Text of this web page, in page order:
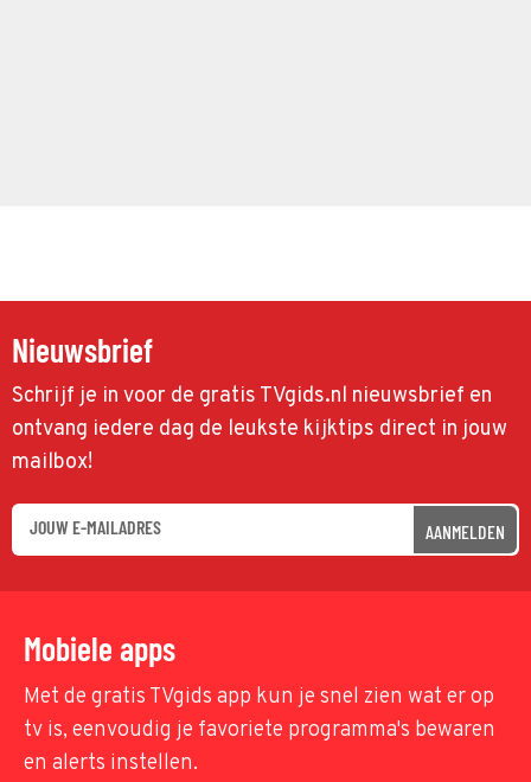
Nieuwsbrief
Schrijf je in voor de gratis TVgids.nl nieuwsbrief en
ontvang iedere dag de leukste kijktips direct in jouw
mailbox!
AANMELDEN
Mobiele apps
Met de gratis TVgids app kun je snel zien wat er op
tv is, eenvoudig je favoriete programma's bewaren
en alerts instellen.